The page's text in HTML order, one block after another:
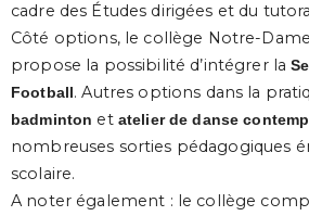
cadre des Études dirigées et du
Côté options, le collège Notre-
propose la possibilité d’intégrer la
Football. Autres options dans la
badminton et atelier de danse
nombreuses sorties pédagogiques
scolaire.
A noter également : le collège